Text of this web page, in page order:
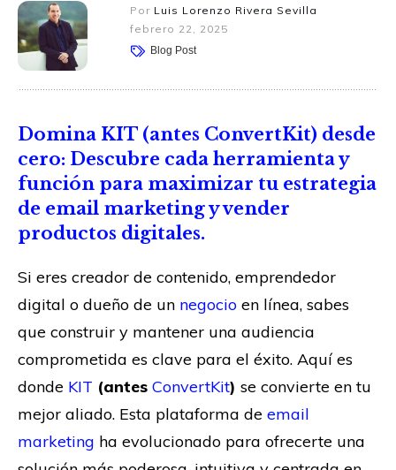
Por Luis Lorenzo Rivera Sevilla
febrero 22, 2025
Blog Post
Domina KIT (antes ConvertKit) desde
cero: Descubre cada herramienta y
función para maximizar tu estrategia
de email marketing y vender
productos digitales.
Si eres creador de contenido, emprendedor
digital o dueño de un negocio en línea, sabes
que construir y mantener una audiencia
comprometida es clave para el éxito. Aquí es
donde KIT (antes ConvertKit) se convierte en tu
mejor aliado. Esta plataforma de email
marketing ha evolucionado para ofrecerte una